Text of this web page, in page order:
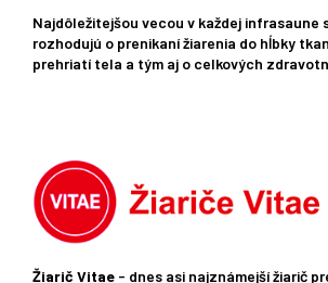
Najdôležitejšou vecou v každej infrasaune
rozhodujú o prenikaní žiarenia do hĺbky
prehriatí tela a tým aj o celkových
Žiarič Vitae - dnes asi najznámejší žiarič